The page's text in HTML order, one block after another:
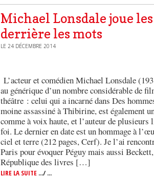
Michael Lonsdale joue
derrière les mots
LE 24 DÉCEMBRE 2014
L’acteur et comédien Michael Lonsdale
au générique d’un nombre considérable de
théâtre : celui qui a incarné dans Des
moine assassiné à Thibirine, est également
comme à voix haute, et l’auteur de
foi. Le dernier en date est un hommage à
ciel et terre (212 pages, Cerf). Je l’ai
Paris pour évoquer Péguy mais aussi
République des livres […]
LIRE LA SUITE .../ ...